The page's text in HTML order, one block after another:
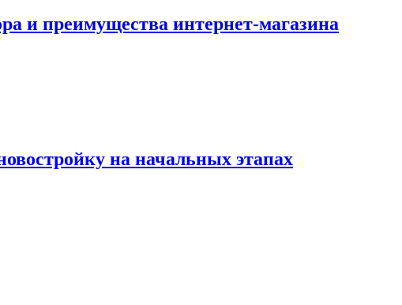
и преимущества интернет-магазина
на начальных этапах